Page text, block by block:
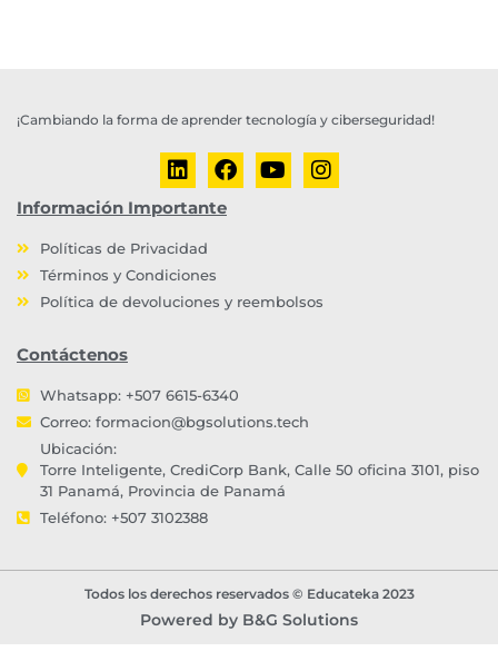
¡Cambiando la forma de aprender tecnología y ciberseguridad!
Información Importante
Políticas de Privacidad
Términos y Condiciones
Política de devoluciones y reembolsos
Contáctenos
Whatsapp: +507 6615-6340
Correo:formacion@bgsolutions.tech
Ubicación:
Torre Inteligente, CrediCorp Bank, Calle 50 oficina 3101, piso
31 Panamá, Provincia de Panamá
Teléfono: +507 3102388
Todos los derechos reservados © Educateka 2023
Powered by B&G Solutions